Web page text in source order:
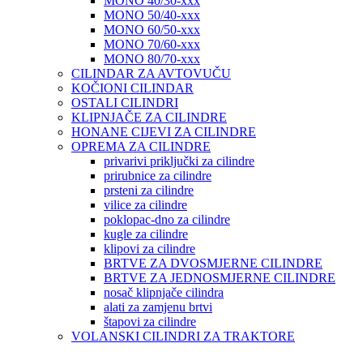
MONO 50/40-xxx
MONO 60/50-xxx
MONO 70/60-xxx
MONO 80/70-xxx
CILINDAR ZA AVTOVUČU
KOČIONI CILINDAR
OSTALI CILINDRI
KLIPNJAČE ZA CILINDRE
HONANE CIJEVI ZA CILINDRE
OPREMA ZA CILINDRE
privarivi priključki za cilindre
prirubnice za cilindre
prsteni za cilindre
vilice za cilindre
poklopac-dno za cilindre
kugle za cilindre
klipovi za cilindre
BRTVE ZA DVOSMJERNE CILINDRE
BRTVE ZA JEDNOSMJERNE CILINDRE
nosač klipnjače cilindra
alati za zamjenu brtvi
štapovi za cilindre
VOLANSKI CILINDRI ZA TRAKTORE